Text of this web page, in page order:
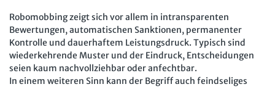
Robomobbing zeigt sich vor allem in intransparenten
Bewertungen, automatischen Sanktionen, permanenter
Kontrolle und dauerhaftem Leistungsdruck. Typisch sind
wiederkehrende Muster und der Eindruck, Entscheidungen
seien kaum nachvollziehbar oder anfechtbar.
In einem weiteren Sinn kann der Begriff auch feindseliges